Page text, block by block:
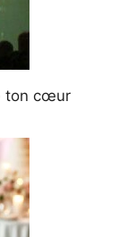
ton cœur